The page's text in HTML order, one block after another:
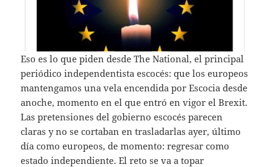
Eso es lo que piden desde The National, el principal
periódico independentista escocés: que los europeos
mantengamos una vela encendida por Escocia desde
anoche, momento en el que entró en vigor el Brexit.
Las pretensiones del gobierno escocés parecen
claras y no se cortaban en trasladarlas ayer, último
día como europeos, de momento: regresar como
estado independiente. El reto se va a topar